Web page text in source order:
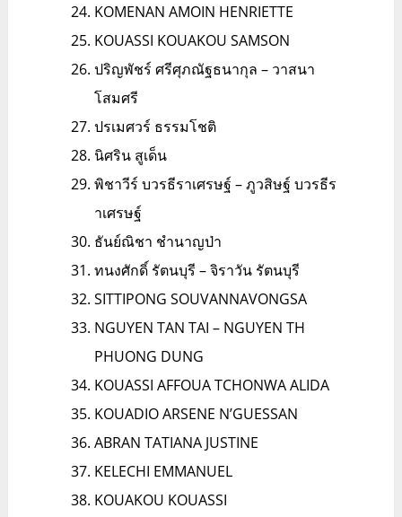
KOMENAN AMOIN HENRIETTE
KOUASSI KOUAKOU SAMSON
ปริญพัชร์ ศรีศุภณัฐธนากุล – วาสนา
โสมศรี
ปรเมศวร์ ธรรมโชติ
นิศริน สูเด็น
พิชาวีร์ บวรธีราเศรษฐ์ – ภูวสิษฐ์ บวรธีร
าเศรษฐ์
ธันย์ณิชา ชำนาญป่า
ทนงศักดิ์ รัตนบุรี – จิราวัน รัตนบุรี
SITTIPONG SOUVANNAVONGSA
NGUYEN TAN TAI – NGUYEN TH
PHUONG DUNG
KOUASSI AFFOUA TCHONWA ALIDA
KOUADIO ARSENE N’GUESSAN
ABRAN TATIANA JUSTINE
KELECHI EMMANUEL
KOUAKOU KOUASSI